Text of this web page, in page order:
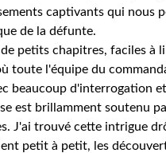
captivants qui nous
de la défunte.
petits chapitres, faciles à
toute l'équipe du
beaucoup d'interrogation
est brillamment soutenu
J'ai trouvé cette intrigue
petit à petit, les